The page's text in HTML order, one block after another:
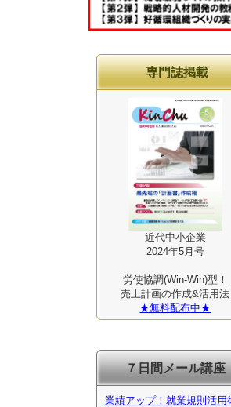
専門誌掲載
近代中小企業
2024年5月号
労使協調(Win-Win)型！
売上計画の作成&活用法
★無料配布中★
７日間メール講座
業績アップ！就業規則活用